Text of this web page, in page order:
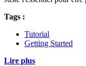
Tags :
Tutorial
Getting Started
Lire plus